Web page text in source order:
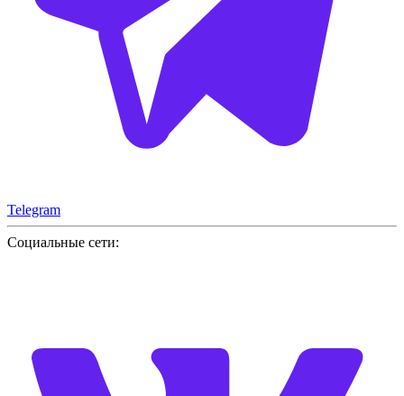
Telegram
Социальные сети: